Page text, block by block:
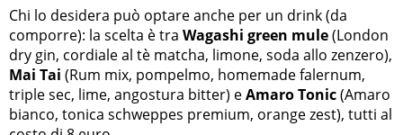
Chi lo desidera può optare anche per un drink (da
comporre): la scelta è tra Wagashi green mule(London
dry gin, cordiale al tè matcha, limone, soda allo zenzero),
Mai Tai (Rum mix, pompelmo, homemade falernum,
triple sec, lime, angostura bitter) eAmaro Tonic(Amaro
bianco, tonica schweppes premium, orange zest), tutti al